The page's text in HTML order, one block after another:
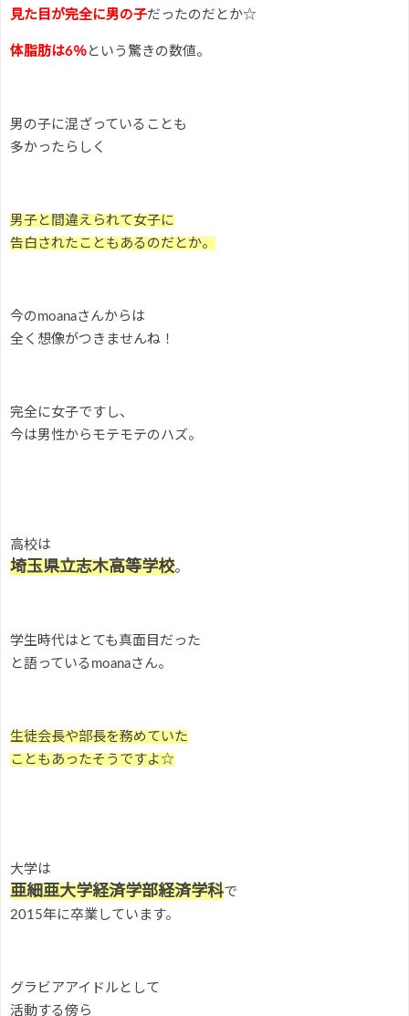
見た目が完全に男の子だったのだとか☆
体脂肪は6％ という驚きの数値。
男の子に混ざっていることも
多かったらしく
男子と間違えられて女子に
告白されたこともあるのだとか。
今のmoanaさんからは
全く想像がつきませんね！
完全に女子ですし、
今は男性からモテモテのハズ。
高校は
埼玉県立志木高等学校。
学生時代はとても真面目だった
と語っているmoanaさん。
生徒会長や部長を務めていた
こともあったそうですよ☆
大学は
亜細亜大学経済学部経済学科で
2015年に卒業しています。
グラビアアイドルとして
活動する傍ら